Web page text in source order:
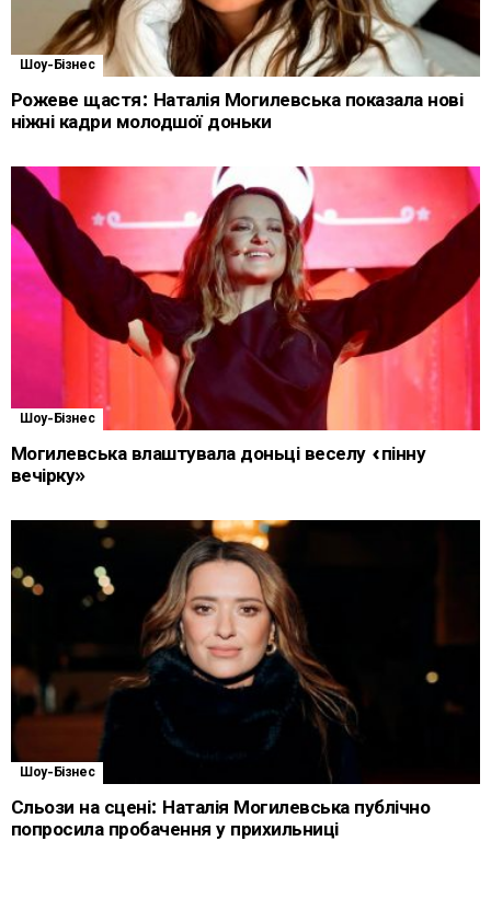
Шоу-Бізнес
Рожеве щастя: Наталія Могилевська показала нові
ніжні кадри молодшої доньки
Шоу-Бізнес
Могилевська влаштувала доньці веселу «пінну
вечірку»
Шоу-Бізнес
Сльози на сцені: Наталія Могилевська публічно
попросила пробачення у прихильниці